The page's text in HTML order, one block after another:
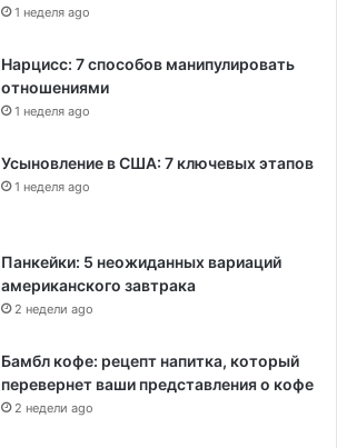
1 неделя ago
Нарцисс: 7 способов манипулировать
отношениями
1 неделя ago
Усыновление в США: 7 ключевых этапов
1 неделя ago
Панкейки: 5 неожиданных вариаций
американского завтрака
2 недели ago
Бамбл кофе: рецепт напитка, который
перевернет ваши представления о кофе
2 недели ago